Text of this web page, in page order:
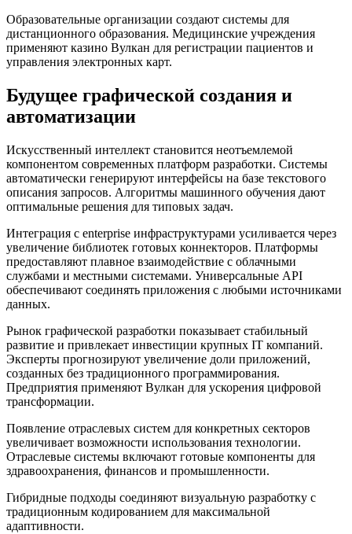
Образовательные организации создают системы для
дистанционного образования. Медицинские учреждения
применяют казино Вулкан для регистрации пациентов и
управления электронных карт.
Будущее графической создания и
автоматизации
Искусственный интеллект становится неотъемлемой
компонентом современных платформ разработки. Системы
автоматически генерируют интерфейсы на базе текстового
описания запросов. Алгоритмы машинного обучения дают
оптимальные решения для типовых задач.
Интеграция с enterprise инфраструктурами усиливается через
увеличение библиотек готовых коннекторов. Платформы
предоставляют плавное взаимодействие с облачными
службами и местными системами. Универсальные API
обеспечивают соединять приложения с любыми источниками
данных.
Рынок графической разработки показывает стабильный
развитие и привлекает инвестиции крупных IT компаний.
Эксперты прогнозируют увеличение доли приложений,
созданных без традиционного программирования.
Предприятия применяют Вулкан для ускорения цифровой
трансформации.
Появление отраслевых систем для конкретных секторов
увеличивает возможности использования технологии.
Отраслевые системы включают готовые компоненты для
здравоохранения, финансов и промышленности.
Гибридные подходы соединяют визуальную разработку с
традиционным кодированием для максимальной
адаптивности.